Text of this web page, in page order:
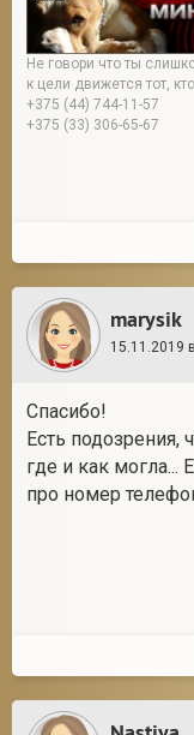
Не говори что ты
к цели движется тот,
+375 (44) 744-11-57
+375 (33) 306-65-67
marysik
15.11.2019
Спасибо!
Есть подозрения,
где и как могла...
про номер